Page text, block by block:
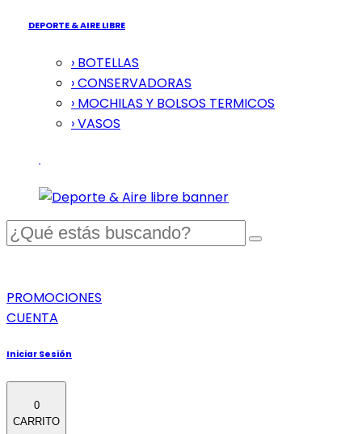
DEPORTE & AIRE LIBRE
› BOTELLAS
› CONSERVADORAS
› MOCHILAS Y BOLSOS TERMICOS
› VASOS
PROMOCIONES
CUENTA
Iniciar Sesión
0
CARRITO